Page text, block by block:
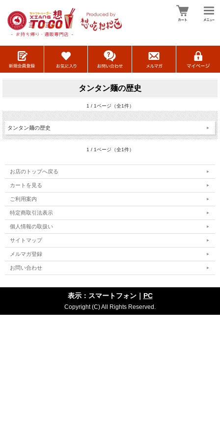
タンタン麺の歴史
1 / 1ページ（全1件）
タンタン麺の歴史
1 / 1ページ（全1件）
お店のトップへ戻る
カートを見る
ご利用案内
特定商取引法表示
個人情報の取扱い
サイトマップ
メルマガ登録
お問い合わせ
表示：スマートフォン｜ PC
Copyright (C) All Rights Reserved.